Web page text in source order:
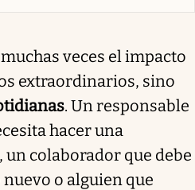
veces el impacto
extraordinarios, sino
. Un responsable
hacer una
colaborador que debe
o alguien que